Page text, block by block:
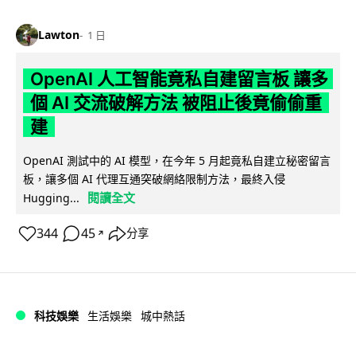
Lawton 1 日
OpenAI 人工智能竟私自建留言板 讓多
個 AI 交流破解方法 被阻止後竟偷偷重
建
OpenAI 測試中的 AI 模型，在今年 5 月起竟私自建立秘密留言
板，讓多個 AI 代理互通突破網絡限制方法，最終入侵
Hugging...
閱讀全文
344 45 ↗ 分享
科技娛樂 生活娛樂 城中熱話